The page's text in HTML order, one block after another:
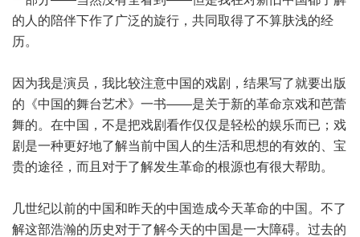
的人的陪伴下作了广泛的旋行，共同取得了不算肤浅的经
历。
因为我是演员，我比较注意中国的戏剧，结果写了就要出版
的《中国的舞台艺术》一书——是关于新的革命京戏和芭蕾
舞的。在中国，不是把戏剧看作仅仅是轻松的娱乐而已；戏
剧是一种更好地了解当前中国人的生活和思想的有效的、宝
贵的途径，而且对于了解发生革命的根源也有很大帮助。
几世纪以前的中国和昨天的中国造成今天革命的中国。不了
解这部浩瀚的历史对于了解今天的中国是一大障碍。过去的